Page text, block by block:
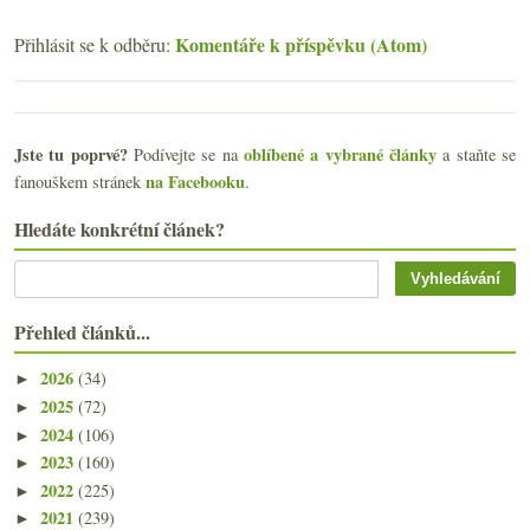
Přihlásit se k odběru: Komentáře k příspěvku (Atom)
Jste tu poprvé?Podívejte se naoblíbené a vybrané články a staňte se
fanouškem stránek na Facebooku.
Hledáte konkrétní článek?
Přehled článků...
► 2026 (34)
► 2025 (72)
► 2024 (106)
► 2023 (160)
► 2022 (225)
► 2021 (239)